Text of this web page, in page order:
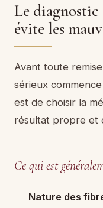
Le diagnostic
évite les
Avant toute
sérieux
est de choisir la
résultat propre et
Ce qui est
Nature des